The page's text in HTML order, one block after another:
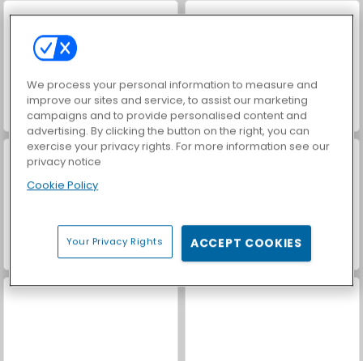
ASMR Makeover & Makeup Studio Car Parking City Duel
Let's Fish!
We process your personal information to measure and
improve our sites and service, to assist our marketing
campaigns and to provide personalised content and
advertising. By clicking the button on the right, you can
exercise your privacy rights. For more information see our
privacy notice
Cookie Policy
Your Privacy Rights ACCEPT COOKIES